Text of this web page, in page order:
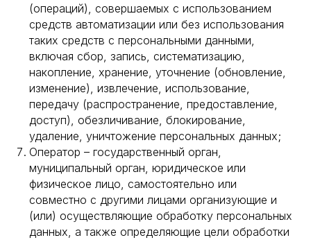
(операций), совершаемых с использованием
средств автоматизации или без использования
таких средств с персональными данными,
включая сбор, запись, систематизацию,
накопление, хранение, уточнение (обновление,
изменение), извлечение, использование,
передачу (распространение, предоставление,
доступ), обезличивание, блокирование,
удаление, уничтожение персональных данных;
Оператор – государственный орган,
муниципальный орган, юридическое или
физическое лицо, самостоятельно или
совместно с другими лицами организующие и
(или) осуществляющие обработку персональных
данных, а также определяющие цели обработки